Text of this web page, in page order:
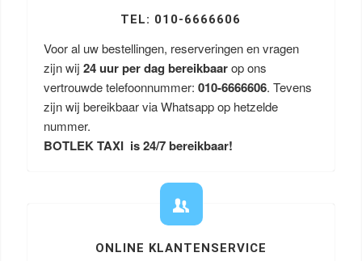
TEL: 010-6666606
Voor al uw bestellingen, reserveringen en vragen
zijn wij 24 uur per dag bereikbaarop ons
vertrouwde telefoonnummer: 010-6666606. Tevens
zijn wij bereikbaar via Whatsapp op hetzelde
nummer.
BOTLEK TAXI is 24/7 bereikbaar!
ONLINE KLANTENSERVICE